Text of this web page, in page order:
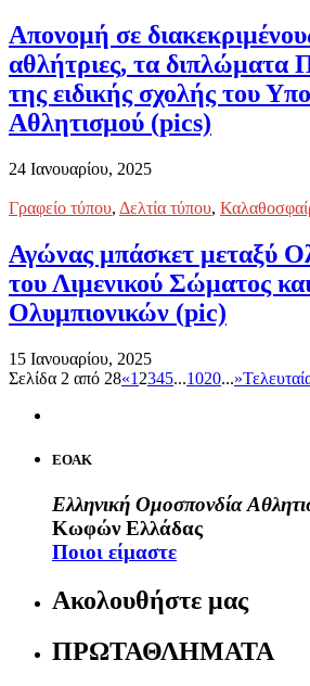
Απονομή σε
αθλήτριες, τα διπλώματα
της ειδικής σχολής του
Αθλητισμού (pics)
24 Ιανουαρίου, 2025
Γραφείο τύπου, Δελτία τύπου,
Αγώνας μπάσκετ μεταξύ
του Λιμενικού Σώματος
Ολυμπιονικών (pic)
15 Ιανουαρίου, 2025
Σελίδα 2 από 28«1 2345...1020...»
ΕΟΑΚ
Ελληνική Ομοσπονδία
Κωφών Ελλάδας
Ποιοι είμαστε
Ακολουθήστε μας
ΠΡΩΤΑΘΛΗΜΑΤΑ